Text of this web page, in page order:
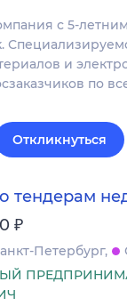
с 5-
и
по
Откликнуться
тендерам
₽
Петербург